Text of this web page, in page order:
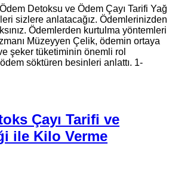
Ödem Detoksu ve Ödem Çayı Tarifi Yağ
sizlere anlatacağız. Ödemlerinizden
Ödemlerden kurtulma yöntemleri
Müzeyyen Çelik, ödemin ortaya
şeker tüketiminin önemli rol
ödem söktüren besinleri anlattı. 1-
Çayı Tarifi ve
ile Kilo Verme